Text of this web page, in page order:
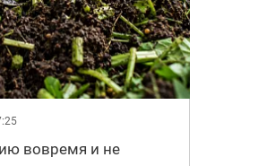
вовремя и не